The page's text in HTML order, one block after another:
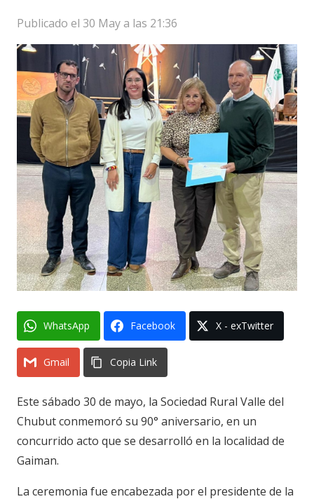
Publicado el 30 May a las 21:36
WhatsApp Facebook X - exTwitter
Gmail Copia Link
Este sábado 30 de mayo, la Sociedad Rural Valle del
Chubut conmemoró su 90° aniversario, en un
concurrido acto que se desarrolló en la localidad de
Gaiman.
La ceremonia fue encabezada por el presidente de la